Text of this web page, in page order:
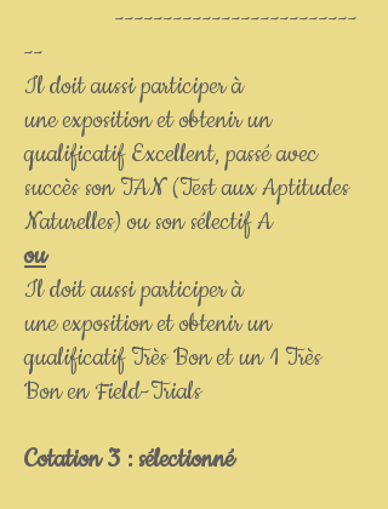
-------------------------
--
Il doit aussi participer à
une exposition et obtenir un
qualificatif Excellent, passé avec
succès son TAN (Test aux Aptitudes
Naturelles) ou son sélectif A
ou
Il doit aussi participer à
une exposition et obtenir un
qualificatif Très Bon et un 1 Très
Bon en Field-Trials
Cotation 3 : sélectionné